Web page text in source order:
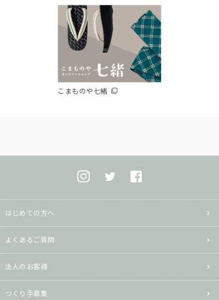
こまものや七緒
はじめての方へ
よくあるご質問
法人のお客様
つくり手募集